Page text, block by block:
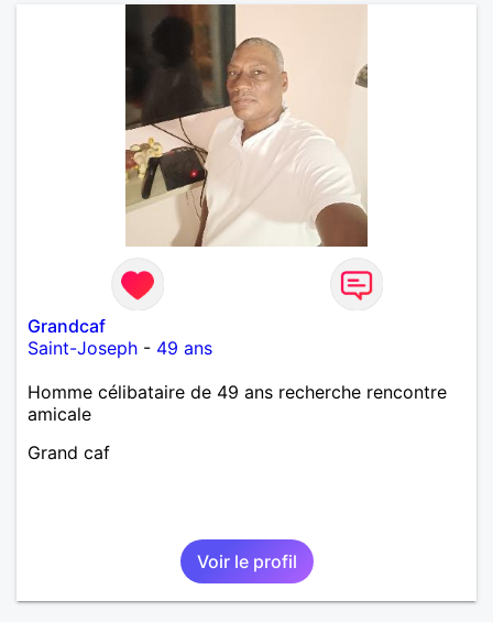
Grandcaf
Saint-Joseph - 49 ans
Homme célibataire de 49 ans recherche rencontre
amicale
Grand caf
Voir le profil